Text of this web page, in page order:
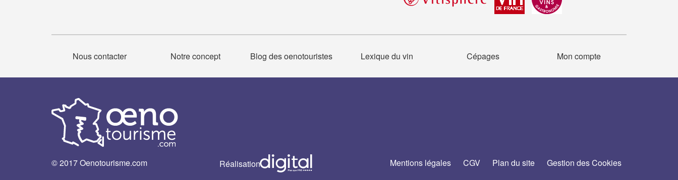
Nous contacter Notre concept Blog des oenotouristes Lexique du vin Cépages Mon compte
© 2017 Oenotourisme.com Réalisation Mentions légales CGV Plan du site Gestion des Cookies